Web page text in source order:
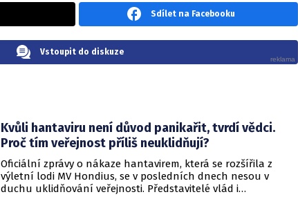
Sdílet na Facebooku
Vstoupit do diskuze
Kvůli hantaviru není důvod panikařit, tvrdí vědci.
Proč tím veřejnost příliš neuklidňují?
Oficiální zprávy o nákaze hantavirem, která se rozšířila z
výletní lodi MV Hondius, se v posledních dnech nesou v
duchu uklidňování veřejnosti. Představitelé vlád i